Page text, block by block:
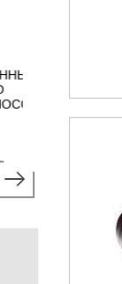
ОСЦИЛЛОГРАФЫ